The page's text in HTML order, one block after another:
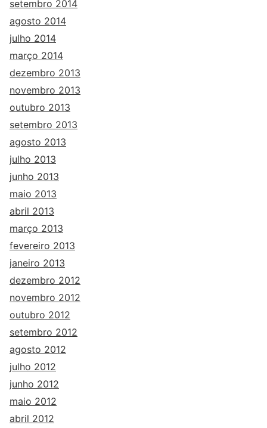
setembro 2014
agosto 2014
julho 2014
março 2014
dezembro 2013
novembro 2013
outubro 2013
setembro 2013
agosto 2013
julho 2013
junho 2013
maio 2013
abril 2013
março 2013
fevereiro 2013
janeiro 2013
dezembro 2012
novembro 2012
outubro 2012
setembro 2012
agosto 2012
julho 2012
junho 2012
maio 2012
abril 2012